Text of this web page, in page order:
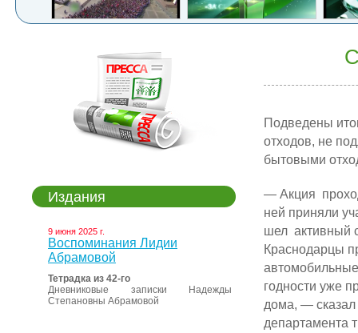
Издания
9 июня 2025 г.
Воспоминания Лидии
Абрамовой
Тетрадка из 42-го
Дневниковые записки Надежды
Степановны Абрамовой
Подведены
отходов, не
бытовыми
— Акция
ней приняли
шел активный
Краснодарцы
годности уже
дома, — сказал
департамента